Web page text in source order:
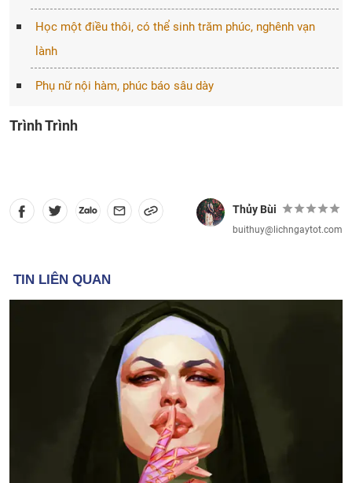
Học một điều thôi, có thể sinh trăm phúc, nghênh vạn
lành
Phụ nữ nội hàm, phúc báo sâu dày
Trình Trình
Thủy Bùi
buithuy@lichngaytot.com